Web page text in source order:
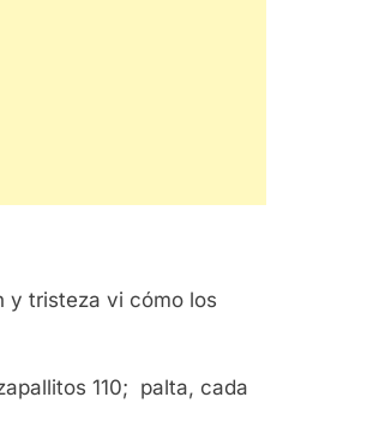
y tristeza vi cómo los
110; palta, cada